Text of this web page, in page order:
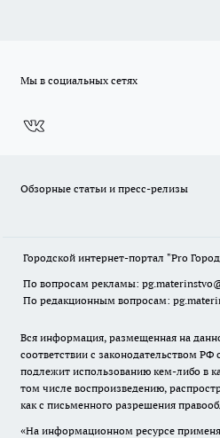
Мы в социальных сетях
Обзорные статьи и пресс-релизы
Городской интернет-портал "Pro
По вопросам рекламы:
По редакционным вопросам:
Вся информация, размещенная на
соответствии с законодательством РФ
подлежит использованию кем-либо в
том числе воспроизведению,
как с письменного разрешения
«На информационном ресурсе